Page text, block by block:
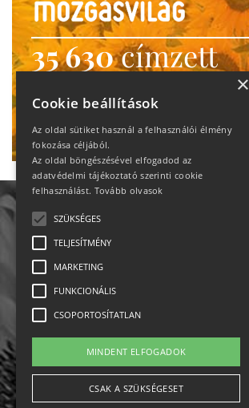
35 630címzett
heti motiváció
Ne maradj le!
Állásajánlatok
Impresszum-kapcsolat
Jogi nyilatkozat
×
Cookie beállítások
Az oldal sütiket használ a felhasználói élmény
fokozása céljából.
Az oldal böngészésével elfogadod az
adatvédelmi tájékoztató szerinti cookie
felhasználást. Tovább olvasok
SZÜKSÉGES
TELJESÍTMÉNY
MARKETING
FUNKCIONÁLIS
CSOPORTOSÍTATLAN
MINDENT ELFOGADOK
CSAK A SZÜKSÉGESET